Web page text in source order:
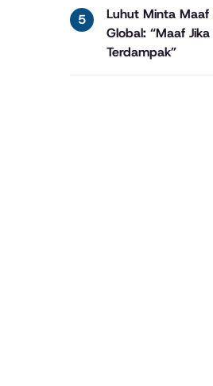
Luhut Minta Maaf
Global: “Maaf Jika
Terdampak”